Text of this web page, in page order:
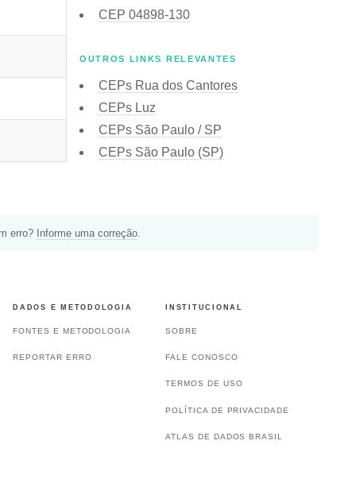
CEP 04898-130
OUTROS LINKS RELEVANTES
CEPs Rua dos Cantores
CEPs Luz
CEPs São Paulo / SP
CEPs São Paulo (SP)
erro? Informe uma correção
DADOS E METODOLOGIA
FONTES E METODOLOGIA
REPORTAR ERRO
INSTITUCIONAL
SOBRE
FALE CONOSCO
TERMOS DE USO
POLÍTICA DE PRIVACIDADE
ATLAS DE DADOS BRASIL